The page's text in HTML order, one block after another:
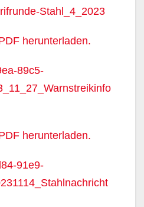
Stahl_4_2023
herunterladen.
89c5-
herunterladen.
91e9-